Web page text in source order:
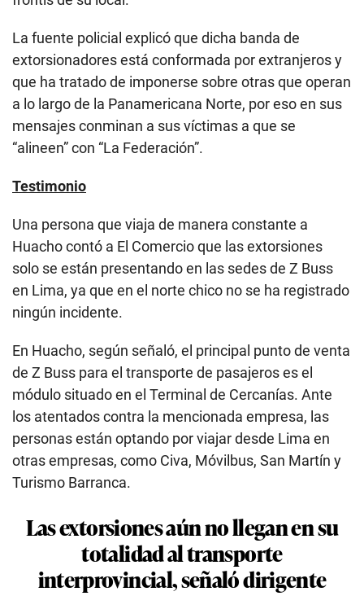
La fuente policial explicó que dicha banda de
extorsionadores está conformada por extranjeros y
que ha tratado de imponerse sobre otras que operan
a lo largo de la Panamericana Norte, por eso en sus
mensajes conminan a sus víctimas a que se
“alineen” con “La Federación”.
Testimonio
Una persona que viaja de manera constante a
Huacho contó a El Comercio que las extorsiones
solo se están presentando en las sedes de Z Buss
en Lima, ya que en el norte chico no se ha registrado
ningún incidente.
En Huacho, según señaló, el principal punto de venta
de Z Buss para el transporte de pasajeros es el
módulo situado en el Terminal de Cercanías. Ante
los atentados contra la mencionada empresa, las
personas están optando por viajar desde Lima en
otras empresas, como Civa, Móvilbus, San Martín y
Turismo Barranca.
Las extorsiones aún no llegan en su
totalidad al transporte
interprovincial, señaló dirigente